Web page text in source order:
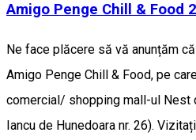
Amigo Penge Chill & Food 2
Ne face plăcere să vă anunțăm
Amigo Penge Chill & Food, pe
comercial/ shopping mall-ul Nest
Iancu de Hunedoara nr. 26).